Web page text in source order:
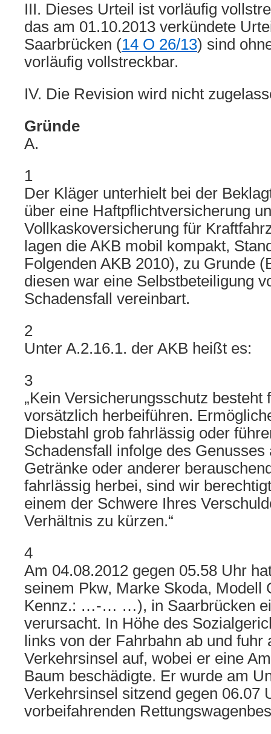
III. Dieses Urteil ist vorläufig
das am 01.10.2013 verkündete
Saarbrücken (14 O 26/13) sind
vorläufig vollstreckbar.
IV. Die Revision wird nicht
Gründe
A.
1
Der Kläger unterhielt bei der
über eine Haftpflichtversicherung
Vollkaskoversicherung für
lagen die AKB mobil kompakt,
Folgenden AKB 2010), zu Grunde
diesen war eine Selbstbeteiligung
Schadensfall vereinbart.
2
Unter A.2.16.1. der AKB heißt es:
3
„Kein Versicherungsschutz besteht
vorsätzlich herbeiführen.
Diebstahl grob fahrlässig oder
Schadensfall infolge des Genusses
Getränke oder anderer
fahrlässig herbei, sind wir
einem der Schwere Ihres
Verhältnis zu kürzen.“
4
Am 04.08.2012 gegen 05.58 Uhr
seinem Pkw, Marke Skoda, Modell
Kennz.: …-… …), in Saarbrücken
verursacht. In Höhe des
links von der Fahrbahn ab und fuhr
Verkehrsinsel auf, wobei er eine
Baum beschädigte. Er wurde am
Verkehrsinsel sitzend gegen 06.07
vorbeifahrenden